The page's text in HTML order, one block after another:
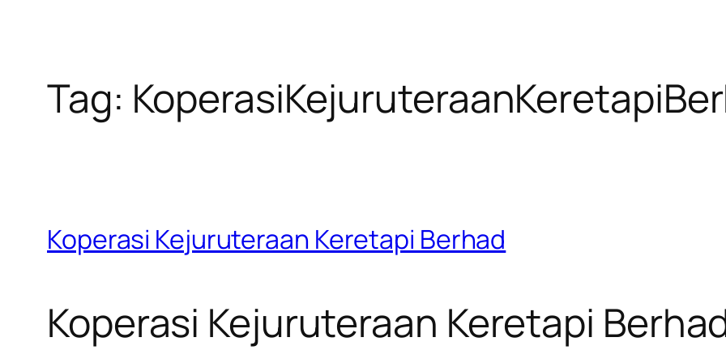
Tag:
Koperasi Kejuruteraan Keretapi Berhad
Koperasi Kejuruteraan Keretapi